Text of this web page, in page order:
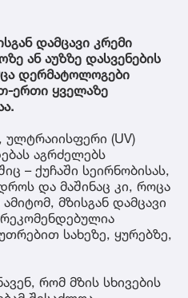
დამცავი კრემი
ან აუზზე დასვენების
დერმატოლოგები
ერთი ყველაზე
ულტრაიისფერი (UV)
აგრძელებს
– ქუჩაში სეირნობისას,
და მაშინაც კი, როცა
მზისგან დამცავი
რეკომენდებულია
სახეზე, ყურებზე,
რომ მზის სხივების